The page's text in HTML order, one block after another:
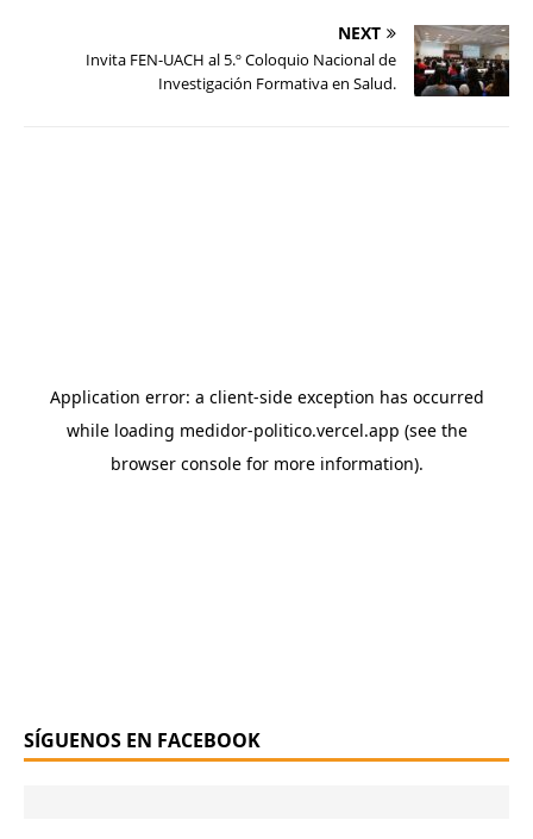
NEXT
Invita FEN-UACH al 5.º Coloquio Nacional de
Investigación Formativa en Salud.
SÍGUENOS EN FACEBOOK